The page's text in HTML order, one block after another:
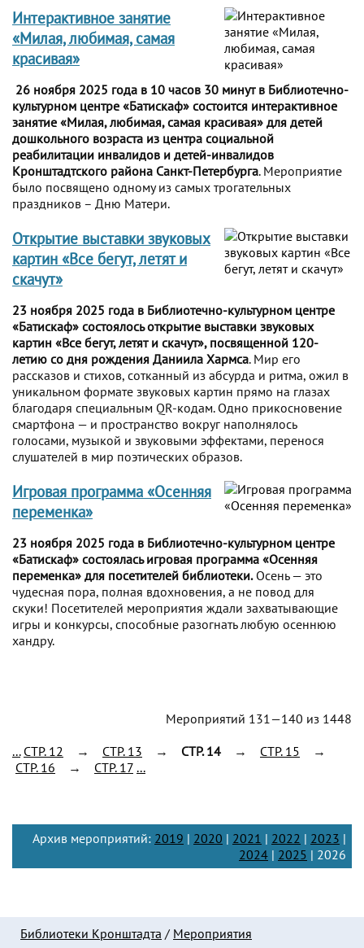
Интерактивное занятие
«Милая, любимая, самая
красивая»
26 ноября 2025 года в 10 часов 30 минут в Библиотечно-
культурном центре «Батискаф» состоится интерактивное
занятие «Милая, любимая, самая красивая» для детей
дошкольного возраста из центра социальной
реабилитации инвалидов и детей-инвалидов
Кронштадтского района Санкт-Петербурга. Мероприятие
было посвящено одному из самых трогательных
праздников – Дню Матери.
Открытие выставки звуковых
картин «Все бегут, летят и
скачут»
23 ноября 2025 года в Библиотечно-культурном центре
«Батискаф» состоялось открытие выставки звуковых
картин «Все бегут, летят и скачут», посвященной 120-
летию со дня рождения Даниила Хармса. Мир его
рассказов и стихов, сотканный из абсурда и ритма, ожил в
уникальном формате звуковых картин прямо на глазах
благодаря специальным QR-кодам. Одно прикосновение
смартфона — и пространство вокруг наполнялось
голосами, музыкой и звуковыми эффектами, перенося
слушателей в мир поэтических образов.
Игровая программа «Осенняя
переменка»
23 ноября 2025 года в Библиотечно-культурном центре
«Батискаф» состоялась игровая программа «Осенняя
переменка» для посетителей библиотеки.Осень — это
чудесная пора, полная вдохновения, а не повод для
скуки! Посетителей мероприятия ждали захватывающие
игры и конкурсы, способные разогнать любую осеннюю
хандру.
Мероприятий 131—140 из 1448
... CTP. 12 → CTP. 13 → CTP. 14 → CTP. 15 →
CTP. 16 → CTP. 17 ...
Архив мероприятий: 2019 | 2020 | 2021 | 2022 | 2023 |
2024 | 2025 | 2026
Библиотеки Кронштадта / Мероприятия